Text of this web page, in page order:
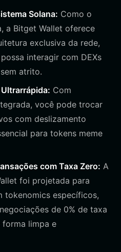
Solana: Como o
a Bitget Wallet oferece
exclusiva da rede,
interagir com DEXs
atrito.
Com
você pode trocar
com deslizamento
para tokens meme
com Taxa Zero: A
foi projetada para
tokenomics específicos,
de 0% de taxa
forma limpa e